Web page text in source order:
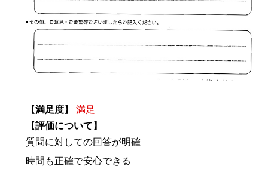
【満足度】
満足
【評価について】
質問に対しての回答が明確
時間も正確で安心できる